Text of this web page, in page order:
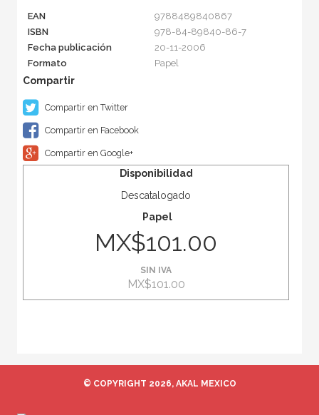
EAN
9788489840867
ISBN
978-84-89840-86-7
Fecha publicación
20-11-2006
Formato
Papel
Compartir en Twitter
Compartir en Facebook
Compartir en Google+
Disponibilidad
Descatalogado
Papel
MX$101.00
SIN IVA
MX$101.00
© COPYRIGHT 2026, AKAL MEXICO